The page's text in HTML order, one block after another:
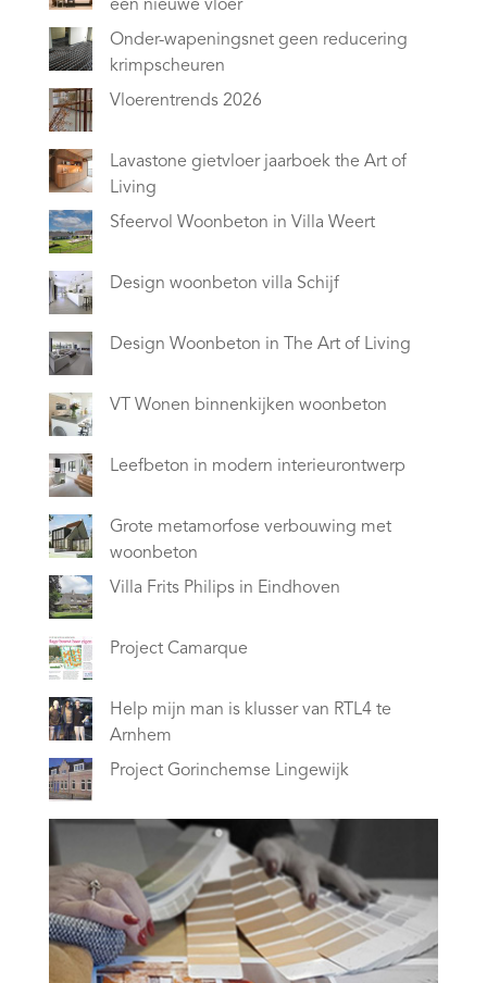
een nieuwe vloer
Onder-wapeningsnet geen reducering
krimpscheuren
Vloerentrends 2026
Lavastone gietvloer jaarboek the Art of
Living
Sfeervol Woonbeton in Villa Weert
Design woonbeton villa Schijf
Design Woonbeton in The Art of Living
VT Wonen binnenkijken woonbeton
Leefbeton in modern interieurontwerp
Grote metamorfose verbouwing met
woonbeton
Villa Frits Philips in Eindhoven
Project Camarque
Help mijn man is klusser van RTL4 te
Arnhem
Project Gorinchemse Lingewijk